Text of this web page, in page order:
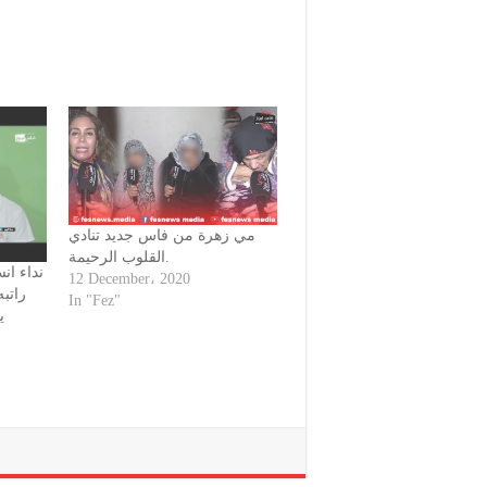
نداء
مي زهرة من فاس جديد تنادي
القلوب الرحيمة.
12 December، 2020
In "Fez"